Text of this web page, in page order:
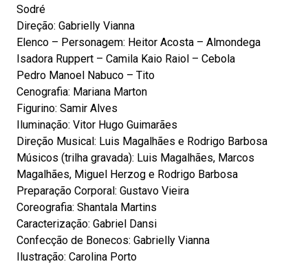
Sodré
Direção: Gabrielly Vianna
Elenco – Personagem: Heitor Acosta – Almondega
Isadora Ruppert – Camila Kaio Raiol – Cebola
Pedro Manoel Nabuco – Tito
Cenografia: Mariana Marton
Figurino: Samir Alves
Iluminação: Vitor Hugo Guimarães
Direção Musical: Luis Magalhães e Rodrigo Barbosa
Músicos (trilha gravada): Luis Magalhães, Marcos
Magalhães, Miguel Herzog e Rodrigo Barbosa
Preparação Corporal: Gustavo Vieira
Coreografia: Shantala Martins
Caracterização: Gabriel Dansi
Confecção de Bonecos: Gabrielly Vianna
Ilustração: Carolina Porto